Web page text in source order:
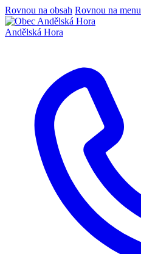
Rovnou na obsah Rovnou na menu
Andělská Hora